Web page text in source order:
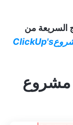
السريعة من
قوالب ملخص مشروعClickUp's
مشروع